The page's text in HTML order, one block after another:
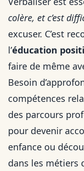
colère, et c’est
excuser. C’est
l’éducation
faire de même
Besoin
compétences
des parcours
pour devenir
enfance ou
dans les métiers